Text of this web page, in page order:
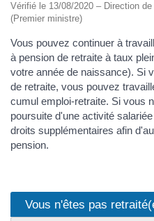
Vérifié le 13/08/2020 – Direction
(Premier ministre)
Vous pouvez continuer à
à pension de retraite à taux
votre année de naissance). Si
de retraite, vous pouvez
cumul emploi-retraite. Si vous
poursuite d'une activité
droits supplémentaires afin
pension.
Vous n'êtes pas